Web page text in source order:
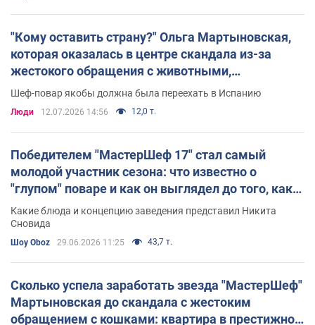
Четвертый сезон: Евгений Злобин.
Пятый сезон:Евгений Клопотенко .
Шестой сезон: Асмик Гаспарян.
Восьмой сезон: Иван Миланович.
Девятый сезон: Сергей Денисов.
Десятый сезон:Яна Балог.
Одиннадцатый сезон:Богдан Шинкарев.
Двенадцатый сезон:Валерия Матрохина.
Тринадцатый сезон:Алина Бурик.
Четырнадцатый сезон: Наталья Никишина.
"Кому оставить страну?" Ольга Мартыновская,
которая оказалась в центре скандала из-за
жестокого обращения с животными,
отреагировала на слухи о бегстве из Украины
Шеф-повар якобы должна была переехать в Испанию
Люди 12.07.2026 14:56 12,0 т.
Победителем "МастерШеф 17" стал самый
молодой участник сезона: что известно о
"глупом" поваре и как он выглядел до того, как
стал популярным
Какие блюда и концепцию заведения представил Никита
Сновида
Шоу Oboz 29.06.2026 11:25 43,7 т.
Сколько успела заработать звезда "МастерШеф"
Мартыновская до скандала с жестоким
обращением с кошками: квартира в престижном